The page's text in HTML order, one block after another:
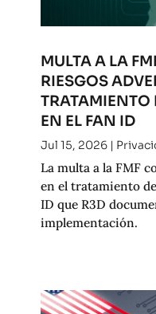
MULTA A LA
RIESGOS
TRATAMIENTO
EN EL FAN ID
Jul 15, 2026|
La multa a la FMF
en el tratamiento
ID que R3D
implementación.